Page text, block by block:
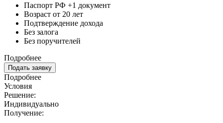
Паспорт РФ +1 документ
Возраст от 20 лет
Подтверждение дохода
Без залога
Без поручителей
Подробнее
Подать заявку
Подробнее
Условия
Решение:
Индивидуально
Получение: